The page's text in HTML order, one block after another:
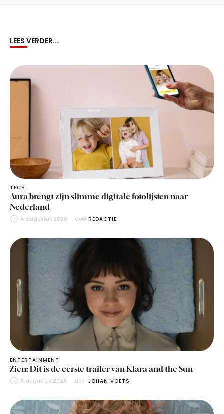
LEES VERDER...
TECH
Aura brengt zijn slimme digitale fotolijsten naar
Nederland
4 augustus 2026 door REDACTIE
ENTERTAINMENT
Zien: Dit is de eerste trailer van Klara and the Sun
3 augustus 2026 door JOHAN VOETS